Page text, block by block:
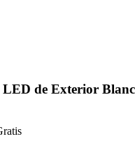
de Exterior